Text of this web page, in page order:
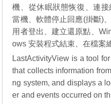
機、從休眠狀態恢復、連
當機、軟體停止回應(掛斷)
用者登出、建立還原點、
ows 安裝程式結束、在檔案
LastActivityView is a tool
that collects information
ng system, and displays a
er and events occurred on